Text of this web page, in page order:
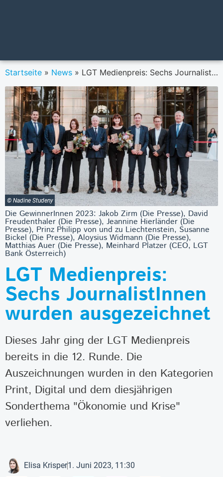
Startseite » News » LGT Medienpreis: Sechs JournalistInnen wurden ausgezeichnet
© Nadine Studeny
Die GewinnerInnen 2023: Jakob Zirm (Die Presse), David
Freudenthaler (Die Presse), Jeannine Hierländer (Die
Presse), Prinz Philipp von und zu Liechtenstein, Susanne
Bickel (Die Presse), Aloysius Widmann (Die Presse),
Matthias Auer (Die Presse), Meinhard Platzer (CEO, LGT
Bank Österreich)
LGT Medienpreis:
Sechs JournalistInnen
wurden ausgezeichnet
Dieses Jahr ging der LGT Medienpreis
bereits in die 12. Runde. Die
Auszeichnungen wurden in den Kategorien
Print, Digital und dem diesjährigen
Sonderthema "Ökonomie und Krise"
verliehen.
Elisa Krisper1. Juni 2023, 11:30